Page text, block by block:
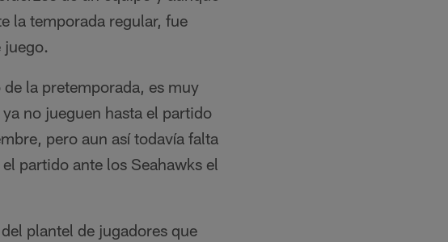
la temporada regular, fue
juego.
la pretemporada, es muy
no jueguen hasta el partido
pero aun así todavía falta
partido ante los Seahawks el
plantel de jugadores que